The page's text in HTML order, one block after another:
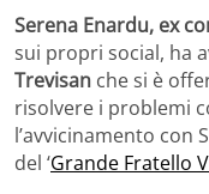
Serena Enardu, ex
sui propri social, ha
Trevisan che si è
risolvere i problemi
l’avvicinamento con
del ‘Grande Fratello